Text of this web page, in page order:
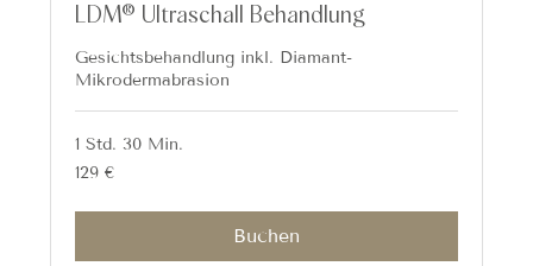
LDM® Ultraschall Behandlung
Gesichtsbehandlung inkl. Diamant-
Mikrodermabrasion
1 Std. 30 Min.
129
Euro
129 €
Buchen